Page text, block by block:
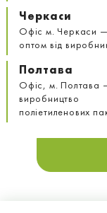
Черкаси
Офіс м. Черкаси —
оптом від
Полтава
Офіс, м. Полтава
виробництво
поліетиленових